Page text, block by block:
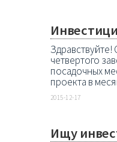
Здравствуйте!
четвертого
посадочных
проекта в
2015-12-17
Ищу